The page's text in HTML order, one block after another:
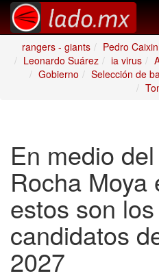
rangers - giants
Pedro
Leonardo Suárez
ia virus
Gobierno
Selección de
En medio
Rocha Moya
estos son
candidatos
2027